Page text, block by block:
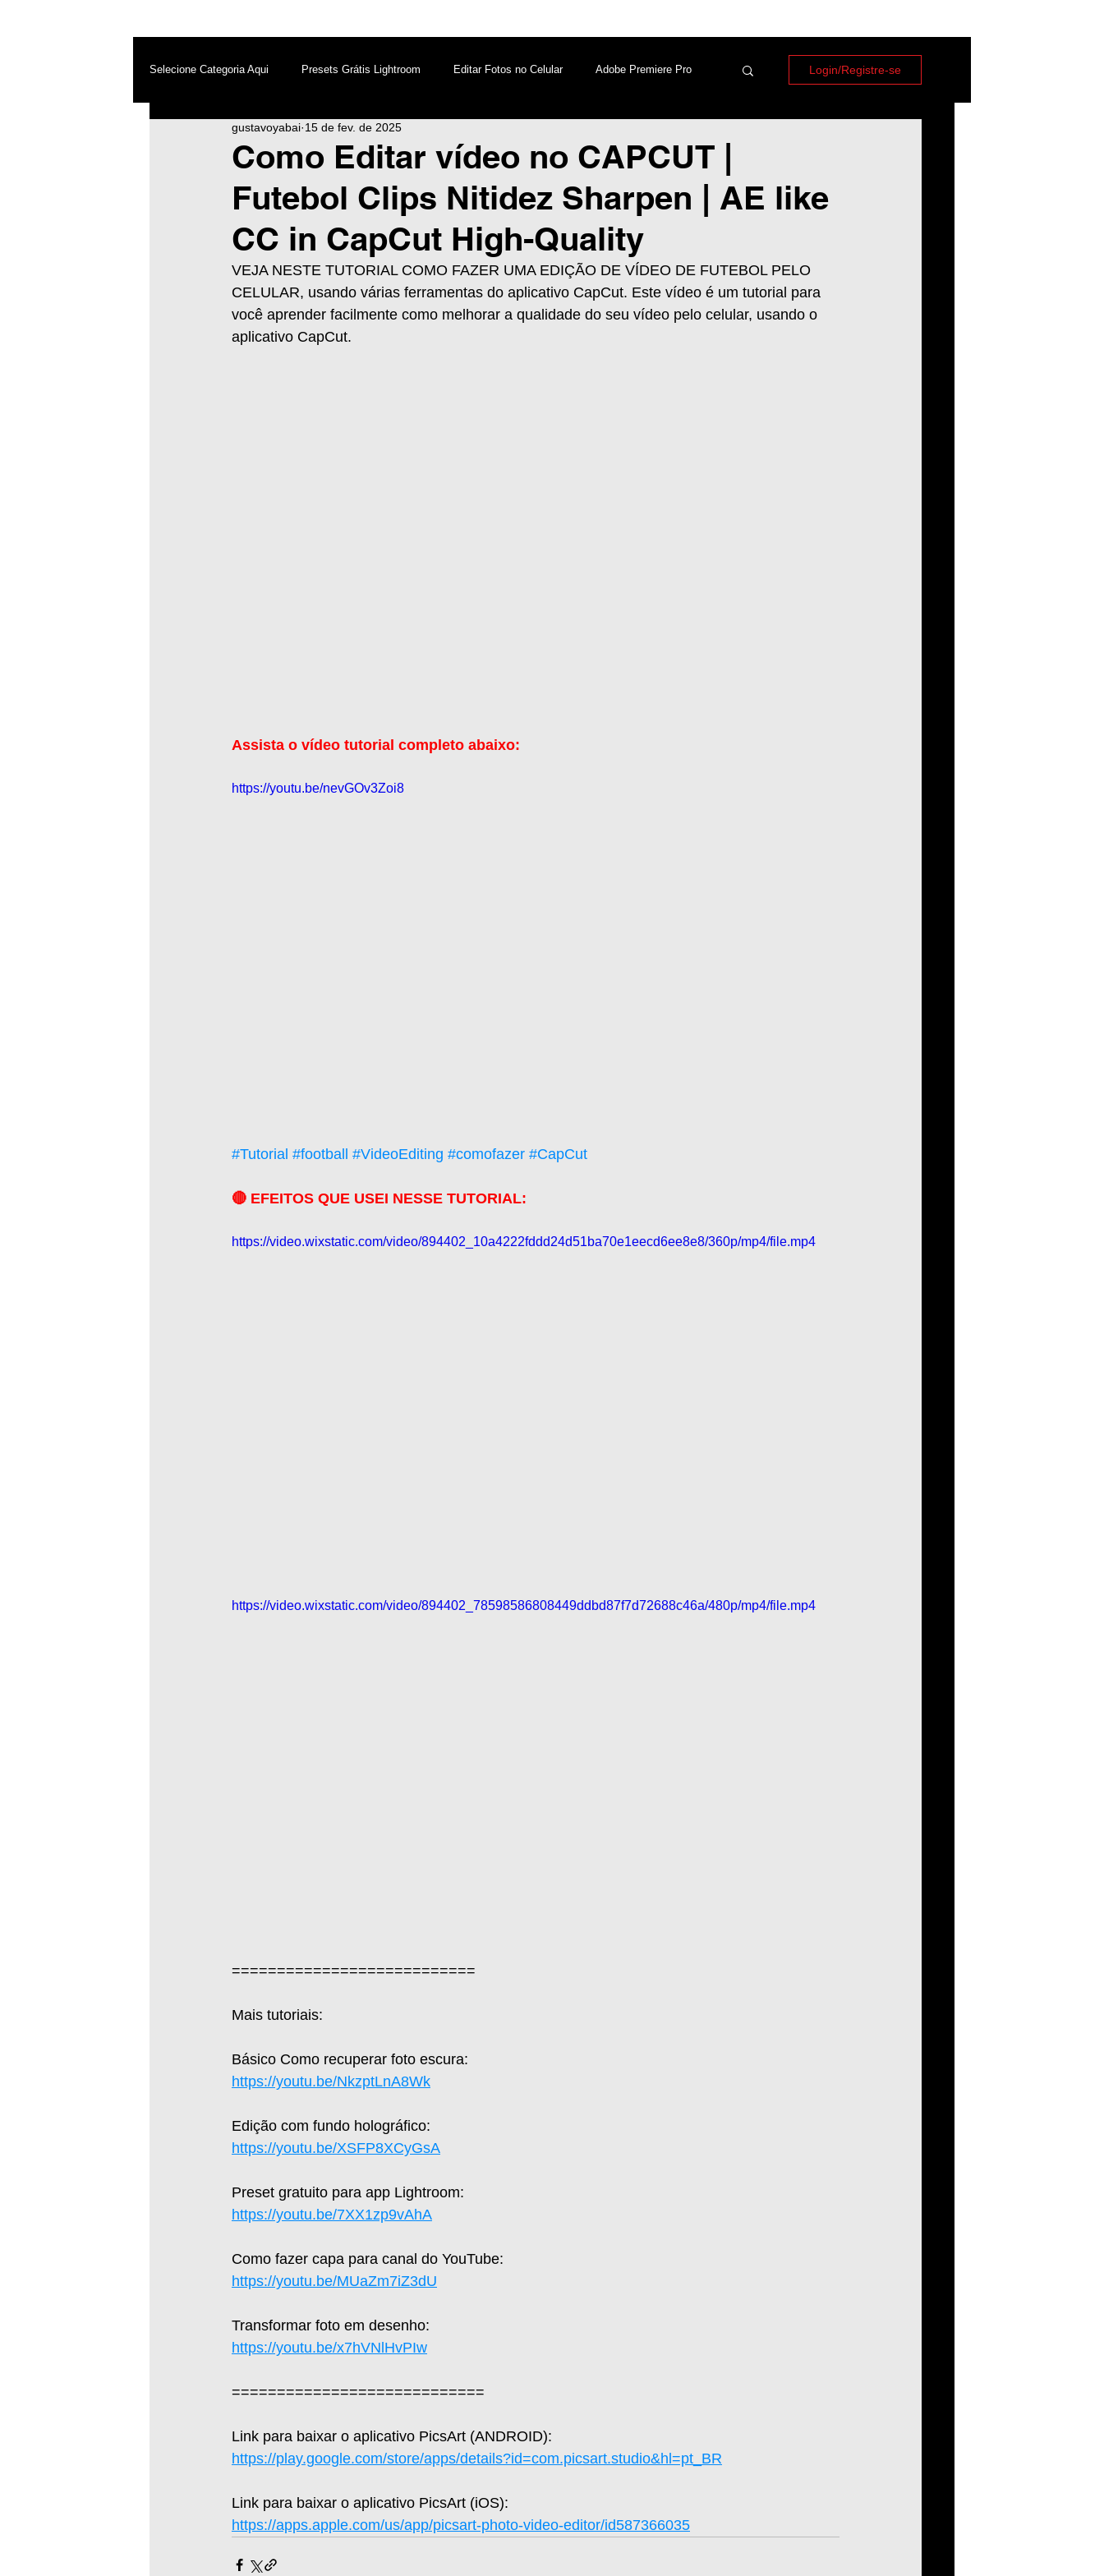
Selecione Categoria Aqui Presets Grátis Lightroom Editar Fotos no Celular Adobe Premiere Pro
After Effects Android Destaques PicsArt
Top PicsArt WhatsApp Windows Edição de Vídeos no Celular
Inteligência Artificial
Login/Registre-se
Como Editar vídeo no CAPCUT |
Futebol Clips Nitidez Sharpen | AE like
CC in CapCut High-Quality
gustavoyabai 15 de fev. de 2025
VEJA NESTE TUTORIAL COMO FAZER UMA EDIÇÃO DE VÍDEO DE FUTEBOL PELO
CELULAR, usando várias ferramentas do aplicativo CapCut. Este vídeo é um tutorial para
você aprender facilmente como melhorar a qualidade do seu vídeo pelo celular, usando o
aplicativo CapCut.
Assista o vídeo tutorial completo abaixo:
https://youtu.be/nevGOv3Zoi8
#Tutorial #football #VideoEditing #comofazer #CapCut
🔴 EFEITOS QUE USEI NESSE TUTORIAL:
https://video.wixstatic.com/video/894402_10a4222fddd24d51ba70e1eecd6ee8e8/360p/mp4/file.mp4
https://video.wixstatic.com/video/894402_78598586808449ddbd87f7d72688c46a/480p/mp4/file.mp4
===========================
Mais tutoriais:
Básico Como recuperar foto escura:
https://youtu.be/NkzptLnA8Wk
Edição com fundo holográfico:
https://youtu.be/XSFP8XCyGsA
Preset gratuito para app Lightroom:
https://youtu.be/7XX1zp9vAhA
Como fazer capa para canal do YouTube:
https://youtu.be/MUaZm7iZ3dU
Transformar foto em desenho:
https://youtu.be/x7hVNlHvPIw
============================
Link para baixar o aplicativo PicsArt (ANDROID):
https://play.google.com/store/apps/details?id=com.picsart.studio&hl=pt_BR
Link para baixar o aplicativo PicsArt (iOS):
https://apps.apple.com/us/app/picsart-photo-video-editor/id587366035